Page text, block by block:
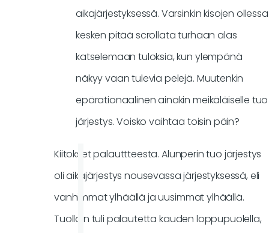
aikajärjestyksessä. Varsinkin kisojen ollessa
kesken pitää scrollata turhaan alas
katselemaan tuloksia, kun ylempänä
näkyy vaan tulevia pelejä. Muutenkin
epärationaalinen ainakin meikäläiselle tuo
järjestys. Voisko vaihtaa toisin päin?
Kiitokset palauttteesta. Alunperin tuo järjestys
oli aikajärjestys nousevassa järjestyksessä, eli
vanhimmat ylhäällä ja uusimmat ylhäällä.
Tuolloin tuli palautetta kauden loppupuolella,